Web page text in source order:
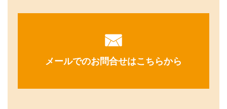
メールでのお問合せはこちらから